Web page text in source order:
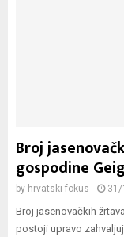
Broj
gospodine
by hrvatski-fokus
Broj jasenovačkih
postoji upravo